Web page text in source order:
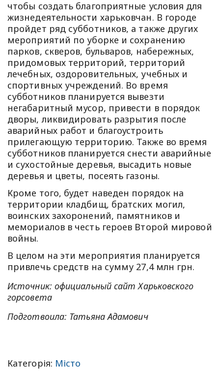
чтобы создать благоприятные условия для
жизнедеятельности харьковчан. В городе
пройдет ряд субботников, а также других
мероприятий по уборке и сохранению
парков, скверов, бульваров, набережных,
придомовых территорий, территорий
лечебных, оздоровительных, учебных и
спортивных учреждений. Во время
субботников планируется вывезти
негабаритный мусор, привести в порядок
дворы, ликвидировать разрытия после
аварийных работ и благоустроить
прилегающую территорию. Также во время
субботников планируется снести аварийные
и сухостойные деревья, высадить новые
деревья и цветы, посеять газоны.
Кроме того, будет наведен порядок на
территории кладбищ, братских могил,
воинских захоронений, памятников и
мемориалов в честь героев Второй мировой
войны.
В целом на эти мероприятия планируется
привлечь средств на сумму 27,4 млн грн.
Источник: официальный сайт Харьковского
горсовета
Подготвоила: Татьяна Адамович
Категорія: Місто